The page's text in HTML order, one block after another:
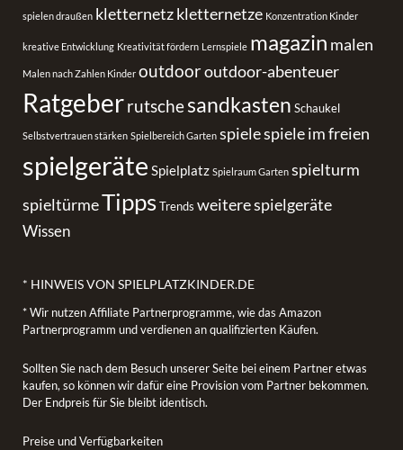
spielen draußen kletternetzkletternetze Konzentration Kinder
kreative Entwicklung Kreativität fördern Lernspiele magazin malen
Malen nach Zahlen Kinder outdooroutdoor-abenteuer
Ratgeberrutschesandkasten Schaukel
Selbstvertrauen stärken Spielbereich Garten spielespiele im freien
spielgeräte Spielplatz Spielraum Garten spielturm
spieltürmeTippsTrends weitere spielgeräte
Wissen
* HINWEIS VON SPIELPLATZKINDER.DE
* Wir nutzen Affiliate Partnerprogramme, wie das Amazon
Partnerprogramm und verdienen an qualifizierten Käufen.
Sollten Sie nach dem Besuch unserer Seite bei einem Partner etwas
kaufen, so können wir dafür eine Provision vom Partner bekommen.
Der Endpreis für Sie bleibt identisch.
Preise und Verfügbarkeiten